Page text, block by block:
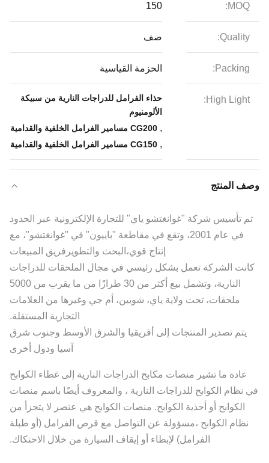
MOQ:
150
Quality: صف
Packing: الحزمة القياسية
High Light:
حذاء الفرامل للدراجات النارية من سبيكة
الألومنيوم
, CG200 مسامير الفرامل الخلفية والقدامية
, CG150 مسامير الفرامل الخلفية والقدامية
وصف المنتج
تم تأسيس شركة "غوانغتشو ياي" للتجارة الإلكترونية عبر الحدود
في عام 2001، وتقع في مقاطعة "باييون" في "غوانغتشو"، مع
إنتاج قوي،البحث والتطويرفريق المبيعات
كانت الشركة تعمل بشكل رئيسي في مجال الملحقات للدراجات
النارية، وتشمل بيع أكثر من 30 طرازًا من ما يقرب من 5000
ملحقات، تحت ولاية ياي، شويين، أم جي وغيرها من العلامات
التجارية المستقلة.
يتم تصدير المنتجات إلى أفريقيا والشرق الأوسط وجنوب شرق
آسيا ودول أخرى
عادة ما تشير منصات مكابح الدراجات النارية إلى غطاء الكوابح
في نظام الكوابح للدراجات النارية ، والمعروف أيضًا باسم منصات
الكوابح أو أحذية الكوابح. منصات الكوابح هي عنصر لا يتجزأ من
نظام الكوابح ،مسؤولة عن التواصل مع قرص الفرامل (أو طبلة
الفرامل) لإبطاء أو إيقاف السيارة من خلال الاحتكاك.